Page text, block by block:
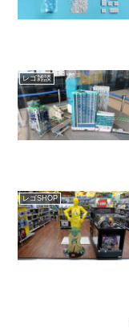
レゴ雑談
レゴSHOP